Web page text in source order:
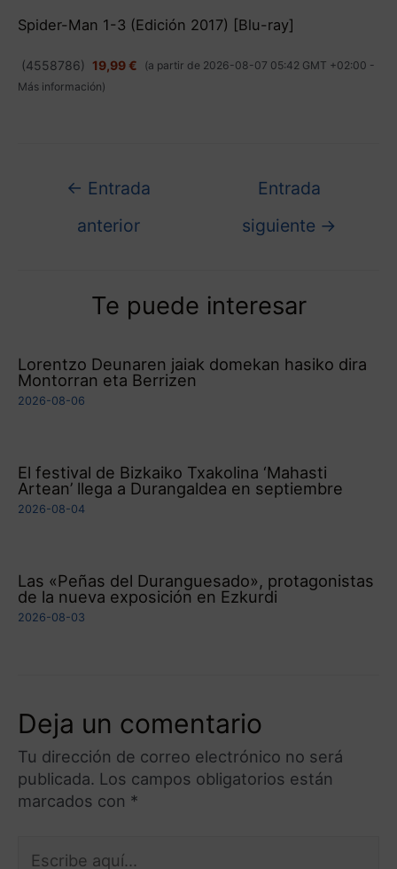
Spider-Man 1-3 (Edición 2017) [Blu-ray]
(4558786) 19,99 €
(a partir de 2026-08-07 05:42 GMT +02:00 -
Más información)
← Entrada
anterior
Entrada
siguiente →
Te puede interesar
Lorentzo Deunaren jaiak domekan hasiko dira
Montorran eta Berrizen
2026-08-06
El festival de Bizkaiko Txakolina ‘Mahasti
Artean’ llega a Durangaldea en septiembre
2026-08-04
Las «Peñas del Duranguesado», protagonistas
de la nueva exposición en Ezkurdi
2026-08-03
Deja un comentario
Tu dirección de correo electrónico no será
publicada. Los campos obligatorios están
marcados con *